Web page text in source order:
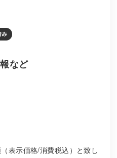
など
表示価格/消費税込）と致し